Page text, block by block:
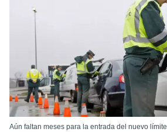
Aún faltan meses para la entrada del nuevo límite